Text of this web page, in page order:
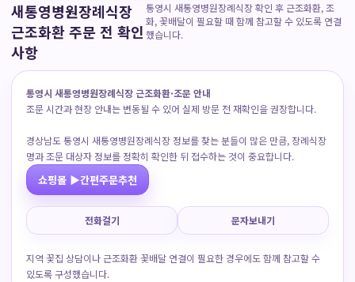
새통영병원장례식장
근조화환 주문 전 확인
사항
통영시 새통영병원장례식장 확인 후 근조화환, 조
화, 꽃배달이 필요할 때 함께 참고할 수 있도록 연결
했습니다.
통영시 새통영병원장례식장 근조화환·조문 안내
조문 시간과 현장 안내는 변동될 수 있어 실제 방문 전 재확인을 권장합니다.
경상남도 통영시 새통영병원장례식장 정보를 찾는 분들이 많은 만큼, 장례식장
명과 조문 대상자 정보를 정확히 확인한 뒤 접수하는 것이 중요합니다.
쇼핑몰 ▶간편주문추천
전화걸기 문자보내기
지역 꽃집 상담이나 근조화환 꽃배달 연결이 필요한 경우에도 함께 참고할 수
있도록 구성했습니다.